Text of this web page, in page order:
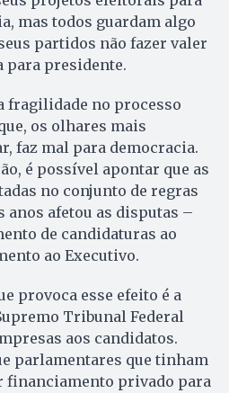
mas todos guardam algo
partidos não fazer valer
para presidente.
fragilidade no processo
os olhares mais
faz mal para democracia.
é possível apontar que as
no conjunto de regras
afetou as disputas –
de candidaturas ao
ao Executivo.
provoca esse efeito é a
Tribunal Federal
aos candidatos.
parlamentares que tinham
financiamento privado para